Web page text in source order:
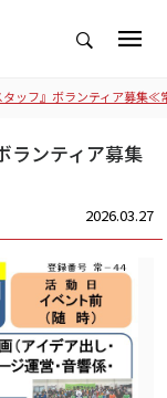
タッフ』ボランティア募集
ランティア募集
2026.03.27